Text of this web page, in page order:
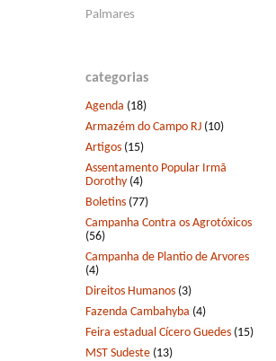
Palmares
categorias
Agenda (18)
Armazém do Campo RJ (10)
Artigos (15)
Assentamento Popular Irmã
Dorothy (4)
Boletins (77)
Campanha Contra os Agrotóxicos
(56)
Campanha de Plantio de Arvores
(4)
Direitos Humanos (3)
Fazenda Cambahyba (4)
Feira estadual Cícero Guedes (15)
MST Sudeste (13)